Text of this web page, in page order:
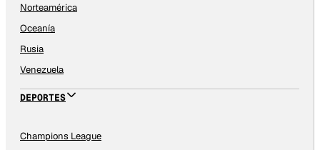
Norteamérica
Oceanía
Rusia
Venezuela
DEPORTES
Champions League